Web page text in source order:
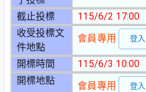
截止投標
115/6/2 17:00
收受投標文
件地點
會員專用 登入
開標時間
115/6/3 10:00
開標地點
會員專用 登入